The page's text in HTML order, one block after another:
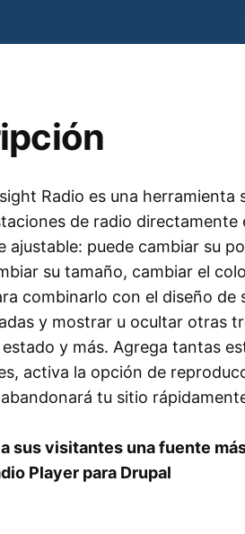
Radio es una
de radio directamente
ajustable: puede cambiar su
su tamaño, cambiar el
combinarlo con el diseño
y mostrar u ocultar otras
y más. Agrega tantas
activa la opción de
tu sitio
sus visitantes una fuente
Player para Drupal